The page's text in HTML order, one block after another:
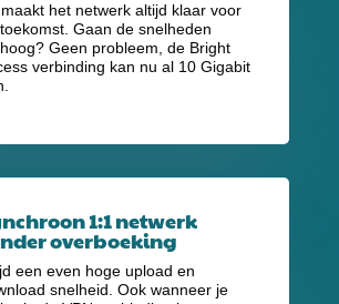
het netwerk altijd klaar voor
Gaan de snelheden
Geen probleem, de Bright
verbinding kan nu al 10 Gigabit
1:1 netwerk
overboeking
een even hoge upload en
snelheid. Ook wanneer je